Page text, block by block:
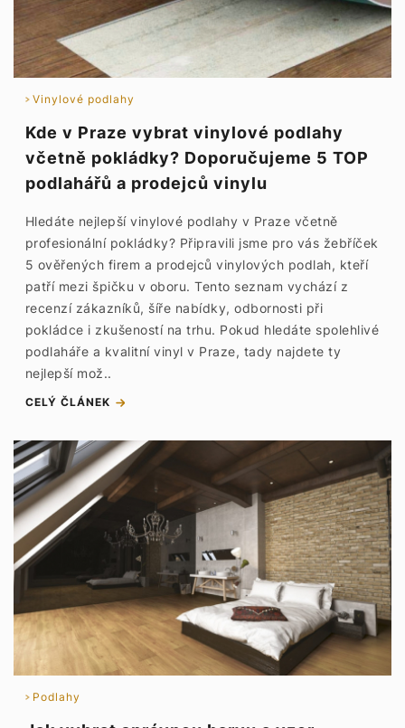
Vinylové podlahy
Kde v Praze vybrat vinylové podlahy
včetně pokládky? Doporučujeme 5 TOP
podlahářů a prodejců vinylu
Hledáte nejlepší vinylové podlahy v Praze včetně
profesionální pokládky? Připravili jsme pro vás žebříček
5 ověřených firem a prodejců vinylových podlah, kteří
patří mezi špičku v oboru. Tento seznam vychází z
recenzí zákazníků, šíře nabídky, odbornosti při
pokládce i zkušeností na trhu. Pokud hledáte spolehlivé
podlaháře a kvalitní vinyl v Praze, tady najdete ty
nejlepší mož..
CELÝ ČLÁNEK
Podlahy